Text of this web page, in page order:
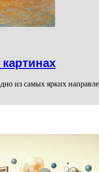
из самых ярких